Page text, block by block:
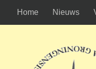
Ga naar de inhoud
Home Nieuws